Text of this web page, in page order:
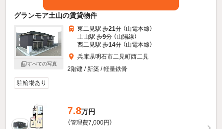
グランモア土山の賃貸物件
すべての写真
東二見駅 歩21分 （山電本線）
土山駅 歩9分 （山陽線）
西二見駅 歩14分 （山電本線）
兵庫県明石市二見町西二見
2階建 / 新築 / 軽量鉄骨
駐輪場あり
7.8万円
（管理費7,000円）